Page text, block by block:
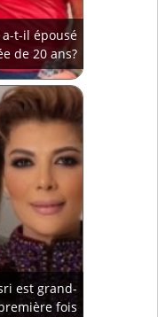
a-t-il épousé
de 20 ans?
est grand-
fois